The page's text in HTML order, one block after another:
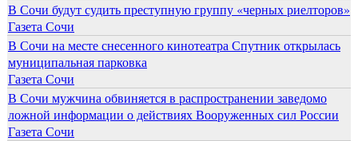
В Сочи будут судить преступную группу «черных риелторов»
Газета Сочи
В Сочи на месте снесенного кинотеатра Спутник открылась
муниципальная парковка
Газета Сочи
В Сочи мужчина обвиняется в распространении заведомо
ложной информации о действиях Вооруженных сил России
Газета Сочи